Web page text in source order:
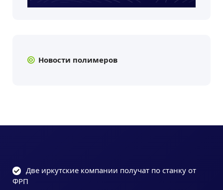
Новости полимеров
Две иркутские компании получат по станку от
ФРП